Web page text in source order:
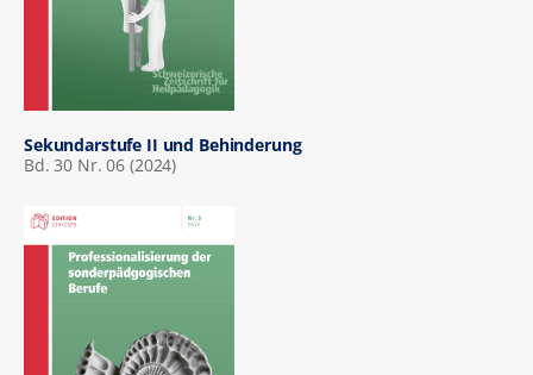
Sekundarstufe II und Behinderung
Bd. 30 Nr. 06 (2024)